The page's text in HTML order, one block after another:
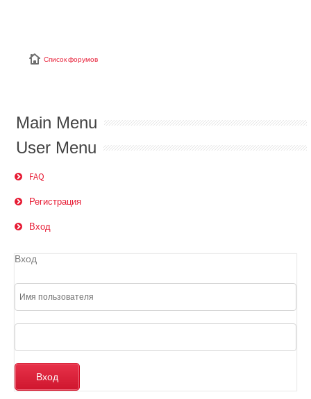
Список форумов
Main Menu
User Menu
FAQ
Регистрация
Вход
Вход